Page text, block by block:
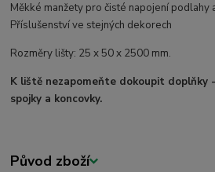
Měkké manžety pro čisté napojení podlahy
Příslušenství ve stejných dekorech
Rozměry lišty: 25 x 50 x 2500 mm.
K liště nezapomeňte dokoupit doplňky
spojky a koncovky.
Původ zboží